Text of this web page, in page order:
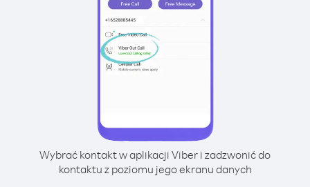
Wybrać kontakt w aplikacji Viber i zadzwonić do
kontaktu z poziomu jego ekranu danych